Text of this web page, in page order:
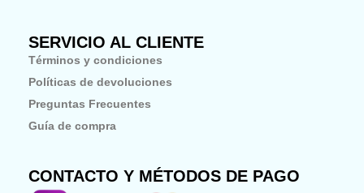
SERVICIO AL CLIENTE
Términos y condiciones
Políticas de devoluciones
Preguntas Frecuentes
Guía de compra
CONTACTO Y MÉTODOS DE PAGO